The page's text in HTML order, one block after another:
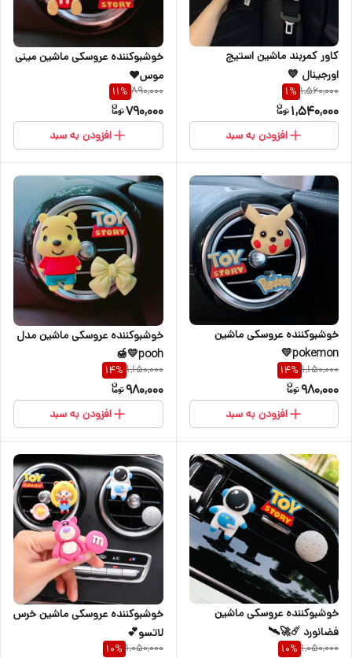
کاور کمربند ماشین استیج
اورجینال 💙
1,560,000
1%
1,540,000
افزودن به سبد
خوشبوکننده عروسکی ماشین مینی
موس♥️
890,000
11%
790,000
افزودن به سبد
خوشبوکننده عروسکی ماشین
pokemon💛
1,150,000
14%
980,000
افزودن به سبد
خوشبوکننده عروسکی ماشین مدل
pooh💛🍯
1,150,000
14%
980,000
افزودن به سبد
خوشبوکننده عروسکی ماشین
فضانورد ☄️🚀🛰️
1,050,000
10%
خوشبوکننده عروسکی ماشین خرس
لاتسو💕
1,050,000
10%